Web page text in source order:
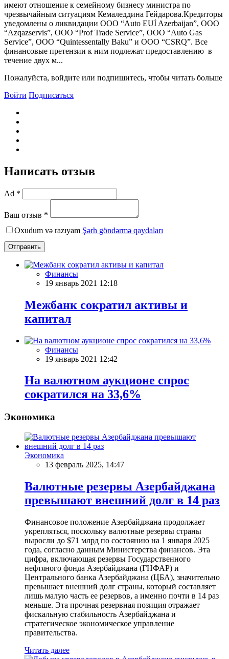
имеют отношение к семейному бизнесу министра по
чрезвычайным ситуациям Кемаледдина Гейдарова.Кредиторы
уведомлены о ликвидации ООО “Auto EUİ Azerbaijan”, ООО
“Azqazservis”, ООО “Prof Trade Service”, ООО “Auto Gas
Service”, ООО “Quintessentally Baku” и ООО “CSRQ”. Все
финансовые претензии к ним подлежат предоставлению в
течение двух м...
Пожалуйста, войдите или подпишитесь, чтобы читать больше
Войти Подписаться
Написать отзыв
Ad *
Ваш отзыв *
Oxudum və razıyam Şərh göndərmə qaydaları
Отправить
Финансы
19 январь 2021 12:18
Межбанк сократил активы и
капитал
Финансы
19 январь 2021 12:42
На валютном аукционе спрос
сократился на 33,6%
Экономика
Экономика
13 февраль 2025, 14:47
Валютные резервы Азербайджана
превышают внешний долг в 14 раз
Финансовое положение Азербайджана продолжает
укрепляться, поскольку валютные резервы страны
выросли до $71 млрд по состоянию на 1 января 2025
года, согласно данным Министерства финансов. Эта
цифра, включающая резервы Государственного
нефтяного фонда Азербайджана (ГНФАР) и
Центрального банка Азербайджана (ЦБА), значительно
превышает внешний долг страны, который составляет
лишь малую часть ее резервов, а именно почти в 14 раз
меньше. Эта прочная резервная позиция отражает
фискальную стабильность Азербайджана и
стратегическое экономическое управление
правительства.
Читать далее